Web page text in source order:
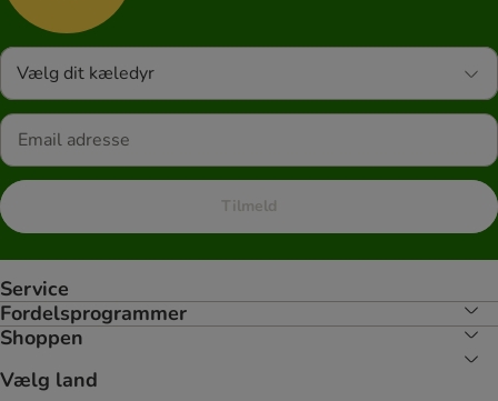
Vælg dit kæledyr
Tilmeld
Service
Fordelsprogrammer
Shoppen
Vælg land